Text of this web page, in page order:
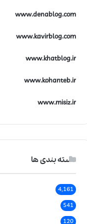
www.denablog.com
www.kavirblog.com
www.khatblog.ir
www.kohanteb.ir
www.misiz.ir
دسته بندی ها
4,161
541
120